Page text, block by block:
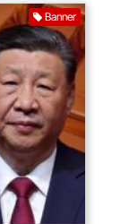
Banner